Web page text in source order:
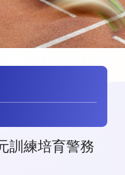
訓練培育警務